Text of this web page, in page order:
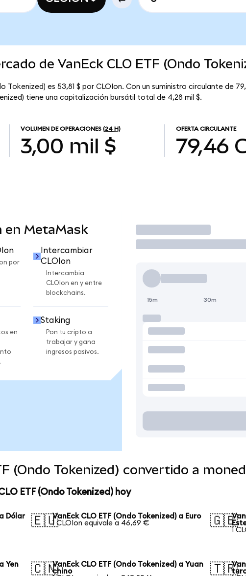
de VanEck CLO ETF (Ondo
Tokenized) es 53,81 $ por CLOIon. Con un suministro circulante de
tiene una capitalización bursátil total de 4,28 mil $.
VOLUMEN DE OPERACIONES (24 H)
3,00 mil $
OFERTA CIRCULANTE
79,46
en MetaMask
por
Intercambiar
CLOIon
Intercambia
CLOIon en y entre
blockchains.
en
Staking
Pon tu cripto a
trabajar y gana
ingresos pasivos.
Operar
15m 30m
(Ondo Tokenized) convertido a
ETF (Ondo Tokenized) hoy
Dólar
🇪🇺VanEck CLO ETF (Ondo Tokenized) a Euro
1 CLOIon equivale a 46,69 €
🇬🇧
1
Yen
🇨🇳VanEck CLO ETF (Ondo Tokenized) a Yuan
chino
🇹🇷